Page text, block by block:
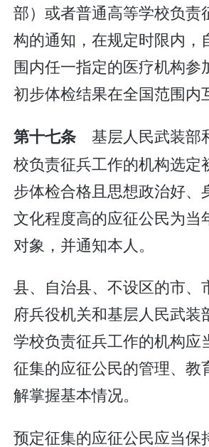
部）或者普通高等学校负责
构的通知，在规定时限内，
围内任一指定的医疗机构参
初步体检结果在全国范围内
第十七条 基层人民武装部
校负责征兵工作的机构选定
步体检合格且思想政治好、
文化程度高的应征公民为当
对象，并通知本人。
县、自治县、不设区的市、
府兵役机关和基层人民武装
学校负责征兵工作的机构应
征集的应征公民的管理、教
解掌握基本情况。
预定征集的应征公民应当保